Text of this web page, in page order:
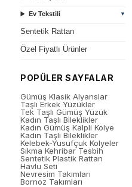
Ev Tekstili ▼
Sentetik Rattan
Özel Fiyatlı Ürünler
POPÜLER SAYFALAR
Gümüş Klasik Alyanslar
Taşlı Erkek Yüzükler
Tek Taşlı Gümüş Yüzük
Kadın Taşlı Bileklikler
Kadın Gümüş Kalpli Kolye
Kadın Taşlı Bileklikler
Kelebek-Yusufçuk Kolyeler
Sıkma Kehribar Tesbih
Sentetik Plastik Rattan
Havlu Seti
Nevresim Takımları
Bornoz Takımları